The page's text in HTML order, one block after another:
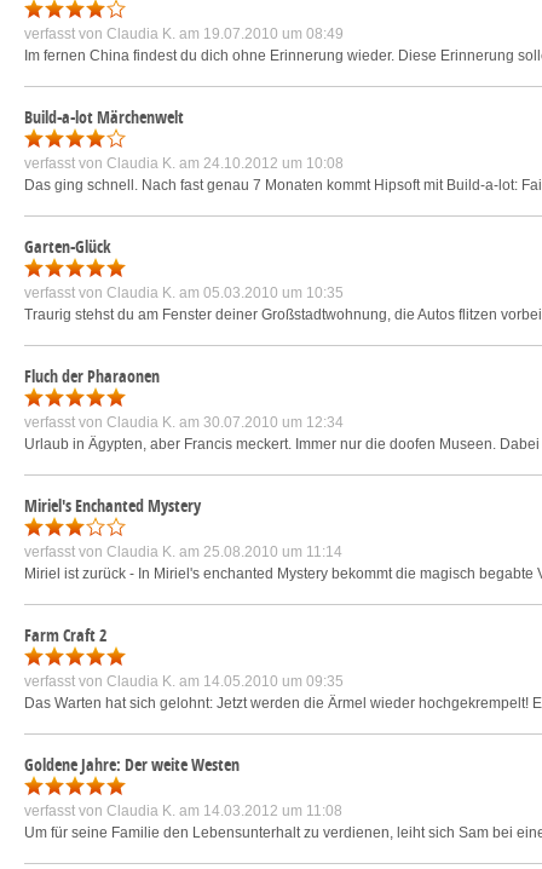
verfasst von Claudia K. am 19.07.2010 um 08:49
Im fernen China findest du dich ohne Erinnerung wieder. Diese Erinnerung
Build-a-lot Märchenwelt
verfasst von Claudia K. am 24.10.2012 um 10:08
Das ging schnell. Nach fast genau 7 Monaten kommt Hipsoft mit Build-a-lot:
Garten-Glück
verfasst von Claudia K. am 05.03.2010 um 10:35
Traurig stehst du am Fenster deiner Großstadtwohnung, die Autos flitzen
Fluch der Pharaonen
verfasst von Claudia K. am 30.07.2010 um 12:34
Urlaub in Ägypten, aber Francis meckert. Immer nur die doofen Museen.
Miriel's Enchanted Mystery
verfasst von Claudia K. am 25.08.2010 um 11:14
Miriel ist zurück - In Miriel's enchanted Mystery bekommt die magisch
Farm Craft 2
verfasst von Claudia K. am 14.05.2010 um 09:35
Das Warten hat sich gelohnt: Jetzt werden die Ärmel wieder
Goldene Jahre: Der weite Westen
verfasst von Claudia K. am 14.03.2012 um 11:08
Um für seine Familie den Lebensunterhalt zu verdienen, leiht sich Sam bei